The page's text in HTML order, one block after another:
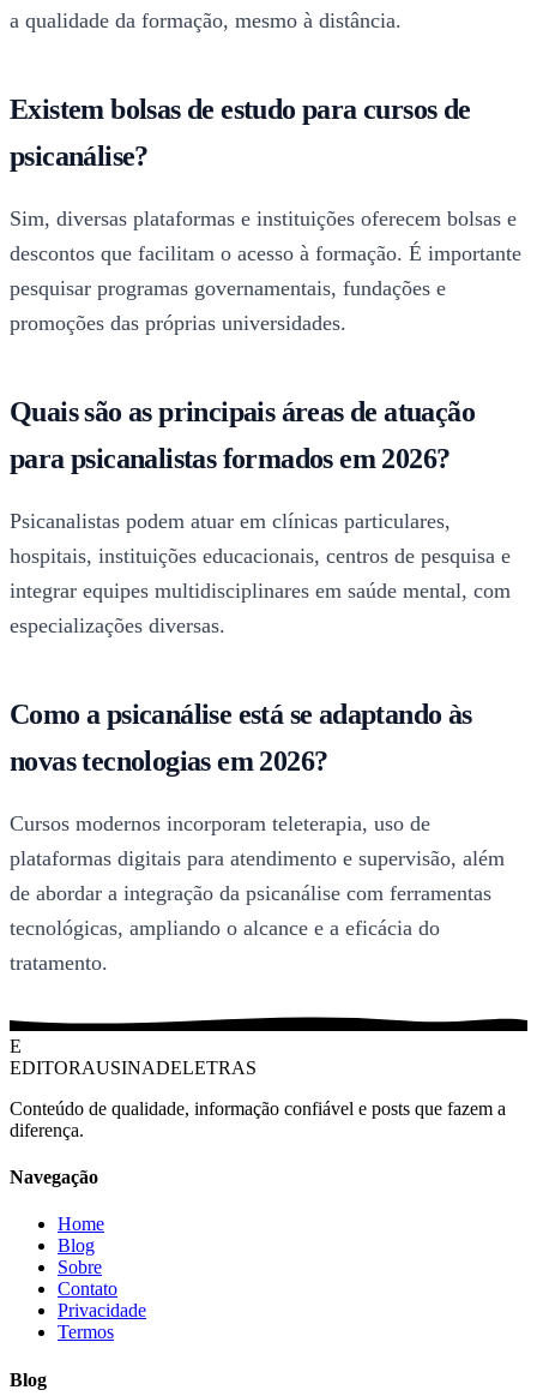
a qualidade da formação, mesmo à distância.
Existem bolsas de estudo para cursos de
psicanálise?
Sim, diversas plataformas e instituições oferecem bolsas e
descontos que facilitam o acesso à formação. É importante
pesquisar programas governamentais, fundações e
promoções das próprias universidades.
Quais são as principais áreas de atuação
para psicanalistas formados em 2026?
Psicanalistas podem atuar em clínicas particulares,
hospitais, instituições educacionais, centros de pesquisa e
integrar equipes multidisciplinares em saúde mental, com
especializações diversas.
Como a psicanálise está se adaptando às
novas tecnologias em 2026?
Cursos modernos incorporam teleterapia, uso de
plataformas digitais para atendimento e supervisão, além
de abordar a integração da psicanálise com ferramentas
tecnológicas, ampliando o alcance e a eficácia do
tratamento.
E
EDITORAUSINADELETRAS
Conteúdo de qualidade, informação confiável e posts que fazem a
diferença.
Navegação
Home
Blog
Sobre
Contato
Privacidade
Termos
Blog